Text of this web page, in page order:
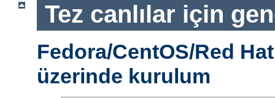
Tez canlılar için
Fedora/CentOS/Red
üzerinde kurulum